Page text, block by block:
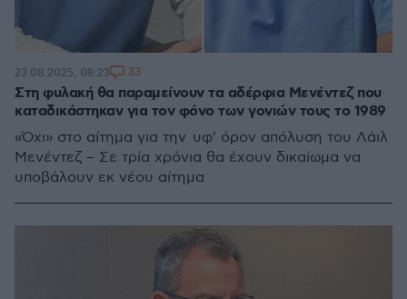
Στη φυλακή θα παραμείνουν τα αδέρφια Μενέντεζ που
καταδικάστηκαν για τον φόνο των γονιών τους το 1989
«Όχι» στο αίτημα για την υφ' όρον απόλυση του Λάιλ
Μενέντεζ – Σε τρία χρόνια θα έχουν δικαίωμα να
υποβάλουν εκ νέου αίτημα
23.08.2025, 08:23 33